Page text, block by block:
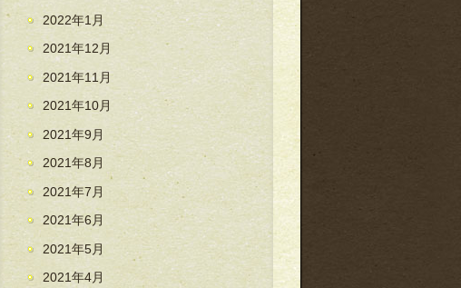
2022年1月
2021年12月
2021年11月
2021年10月
2021年9月
2021年8月
2021年7月
2021年6月
2021年5月
2021年4月